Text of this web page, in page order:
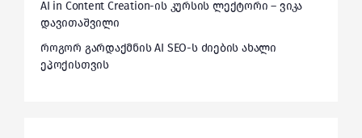
AI in Content Creation-ის კურსის ლექტორი – ვიკა
დავითაშვილი
როგორ გარდაქმნის AI SEO-ს ძიების ახალი
ეპოქისთვის